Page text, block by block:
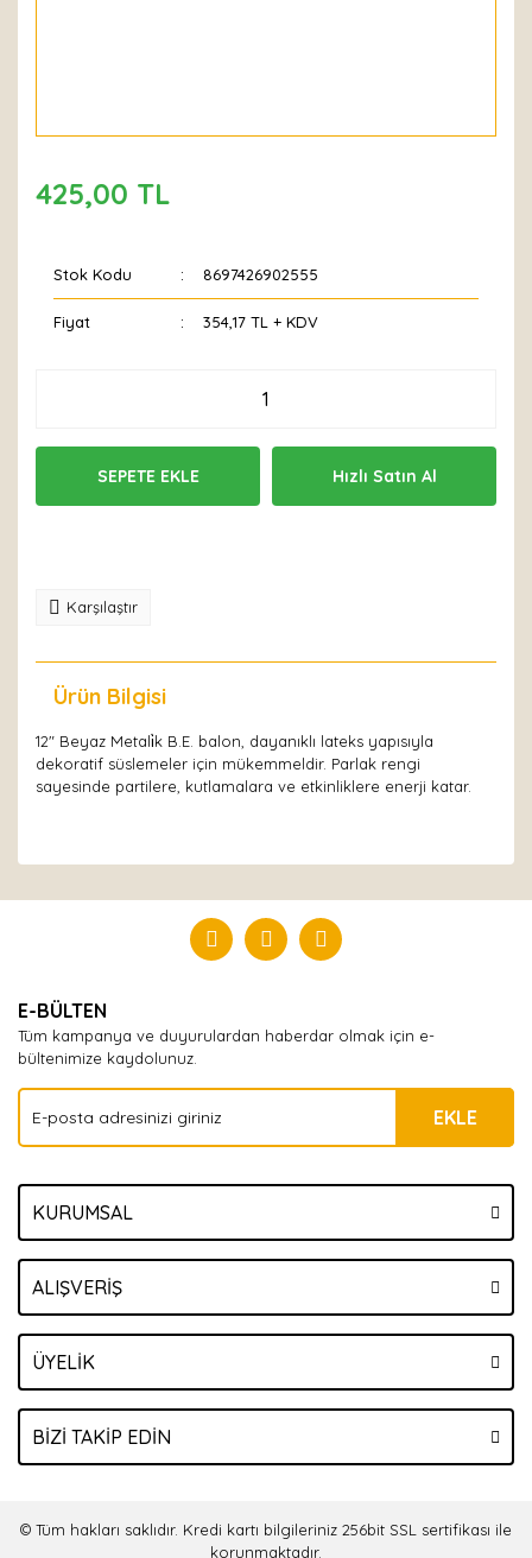
425,00 TL
Stok Kodu 8697426902555
Fiyat 354,17 TL + KDV
SEPETE EKLE Hızlı Satın Al
Karşılaştır
Ürün Bilgisi
12" Beyaz Metali̇k B.E. balon, dayanıklı lateks yapısıyla
dekoratif süslemeler için mükemmeldir. Parlak rengi
sayesinde partilere, kutlamalara ve etkinliklere enerji katar.
Yorum Yaz
E-BÜLTEN
Tüm kampanya ve duyurulardan haberdar olmak için e-
bültenimize kaydolunuz.
EKLE
KURUMSAL
ALIŞVERİŞ
ÜYELİK
BİZİ TAKİP EDİN
© Tüm hakları saklıdır. Kredi kartı bilgileriniz 256bit SSL sertifikası ile
korunmaktadır.